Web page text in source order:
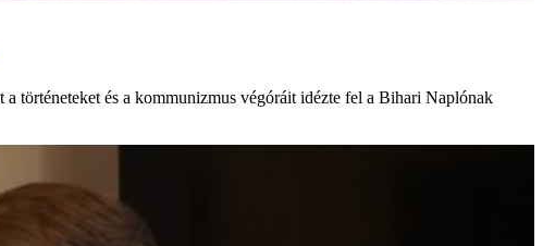
a történeteket és a kommunizmus végóráit idézte fel a Bihari Naplónak